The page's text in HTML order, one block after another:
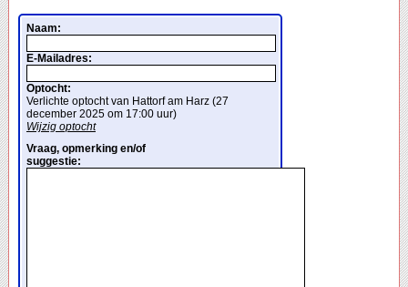
Naam:
E-Mailadres:
Optocht:
Verlichte optocht van Hattorf am Harz (27
december 2025 om 17:00 uur)
Wijzig optocht
Vraag, opmerking en/of
suggestie: